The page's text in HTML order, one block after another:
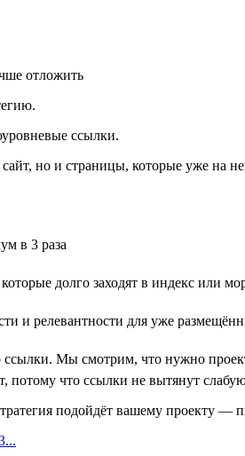
отложить
ссылки.
но и страницы, которые уже на
в 3 раза
долго заходят в индекс или
и релевантности для уже
Мы смотрим, что нужно
потому что ссылки не вытянут слабую
подойдёт вашему проекту —